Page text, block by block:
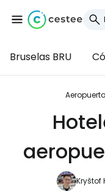
Bruselas BRU
Kryštof
Iniciar
Cestee
... la